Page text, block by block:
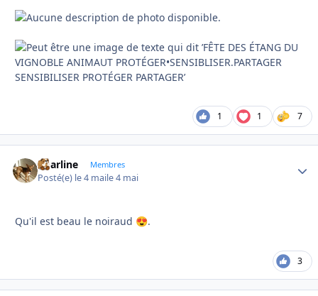
1 1 7
Charline Membres
Posté(e) le 4 maile 4 mai
Qu'il est beau le noiraud 😍.
3